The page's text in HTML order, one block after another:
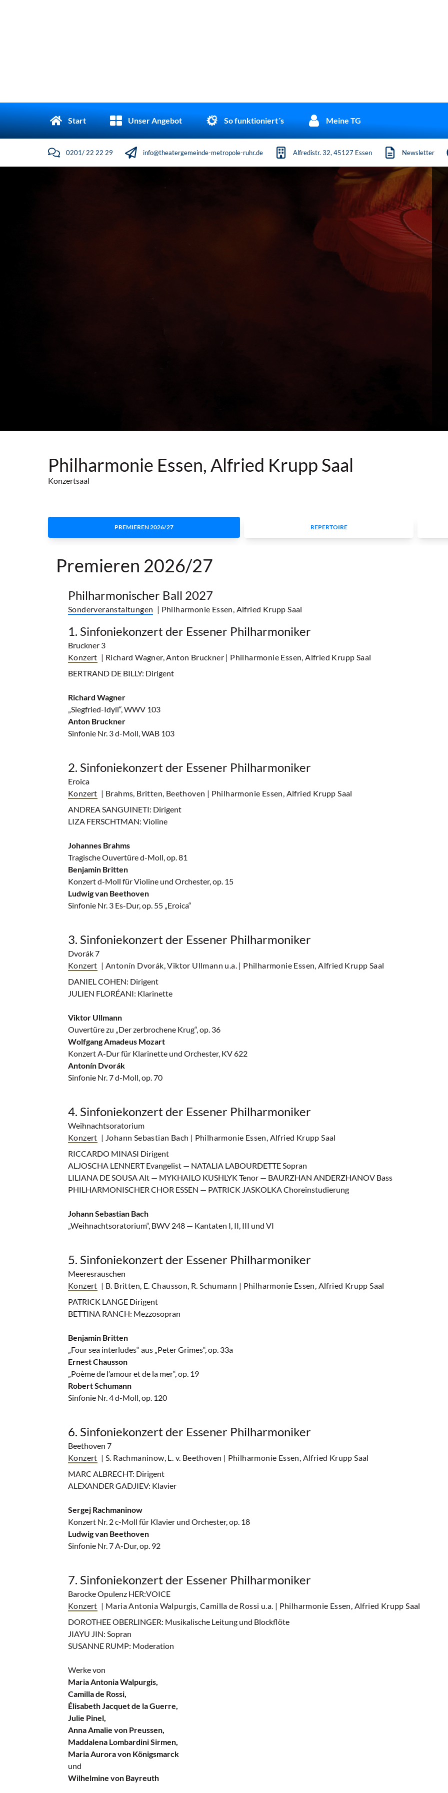
Start Unser Angebot So funktioniert´s Meine TG
0201/ 22 22 29 info@theatergemeinde-metropole-ruhr.de Alfredistr. 32, 45127 Essen Newsletter
Philharmonie Essen, Alfried Krupp Saal
Konzertsaal
PREMIEREN 2026/27 REPERTOIRE
Premieren 2026/27
Philharmonischer Ball 2027
Sonderveranstaltungen | Philharmonie Essen, Alfried Krupp Saal
1. Sinfoniekonzert der Essener Philharmoniker
Bruckner 3
Konzert | Richard Wagner, Anton Bruckner | Philharmonie Essen, Alfried Krupp Saal
BERTRAND DE BILLY: Dirigent
Richard Wagner
„Siegfried-Idyll“, WWV 103
Anton Bruckner
Sinfonie Nr. 3 d-Moll, WAB 103
2. Sinfoniekonzert der Essener Philharmoniker
Eroica
Konzert | Brahms, Britten, Beethoven | Philharmonie Essen, Alfried Krupp Saal
ANDREA SANGUINETI: Dirigent
LIZA FERSCHTMAN: Violine
Johannes Brahms
Tragische Ouvertüre d-Moll, op. 81
Benjamin Britten
Konzert d-Moll für Violine und Orchester, op. 15
Ludwig van Beethoven
Sinfonie Nr. 3 Es-Dur, op. 55 „Eroica“
3. Sinfoniekonzert der Essener Philharmoniker
Dvorák 7
Konzert | Antonín Dvorák, Viktor Ullmann u.a. | Philharmonie Essen, Alfried Krupp Saal
DANIEL COHEN: Dirigent
JULIEN FLORÉANI: Klarinette
Viktor Ullmann
Ouvertüre zu „Der zerbrochene Krug“, op. 36
Wolfgang Amadeus Mozart
Konzert A-Dur für Klarinette und Orchester, KV 622
Antonín Dvorák
Sinfonie Nr. 7 d-Moll, op. 70
4. Sinfoniekonzert der Essener Philharmoniker
Weihnachtsoratorium
Konzert | Johann Sebastian Bach | Philharmonie Essen, Alfried Krupp Saal
RICCARDO MINASI Dirigent
ALJOSCHA LENNERT Evangelist — NATALIA LABOURDETTE Sopran
LILIANA DE SOUSA Alt — MYKHAILO KUSHLYK Tenor — BAURZHAN ANDERZHANOV Bass
PHILHARMONISCHER CHOR ESSEN — PATRICK JASKOLKA Choreinstudierung
Johann Sebastian Bach
„Weihnachtsoratorium“, BWV 248 — Kantaten I, II, III und VI
5. Sinfoniekonzert der Essener Philharmoniker
Meeresrauschen
Konzert | B. Britten, E. Chausson, R. Schumann | Philharmonie Essen, Alfried Krupp Saal
PATRICK LANGE Dirigent
BETTINA RANCH: Mezzosopran
Benjamin Britten
„Four sea interludes“ aus „Peter Grimes“, op. 33a
Ernest Chausson
„Poème de l’amour et de la mer“, op. 19
Robert Schumann
Sinfonie Nr. 4 d-Moll, op. 120
6. Sinfoniekonzert der Essener Philharmoniker
Beethoven 7
Konzert | S. Rachmaninow, L. v. Beethoven | Philharmonie Essen, Alfried Krupp Saal
MARC ALBRECHT: Dirigent
ALEXANDER GADJIEV: Klavier
Sergej Rachmaninow
Konzert Nr. 2 c-Moll für Klavier und Orchester, op. 18
Ludwig van Beethoven
Sinfonie Nr. 7 A-Dur, op. 92
7. Sinfoniekonzert der Essener Philharmoniker
Barocke Opulenz HER:VOICE
Konzert | Maria Antonia Walpurgis, Camilla de Rossi u.a. | Philharmonie Essen, Alfried Krupp Saal
DOROTHEE OBERLINGER: Musikalische Leitung und Blockflöte
JIAYU JIN: Sopran
SUSANNE RUMP: Moderation
Werke von
Maria Antonia Walpurgis,
Camilla de Rossi,
Élisabeth Jacquet de la Guerre,
Julie Pinel,
Anna Amalie von Preussen,
Maddalena Lombardini Sirmen,
Maria Aurora von Königsmarck
und
Wilhelmine von Bayreuth